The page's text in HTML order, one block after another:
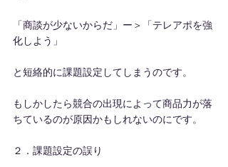
「商談が少ないからだ」ー＞「テレアポを強
化しよう」
と短絡的に課題設定してしまうのです。
もしかしたら競合の出現によって商品力が落
ちているのが原因かもしれないのにです。
２．課題設定の誤り